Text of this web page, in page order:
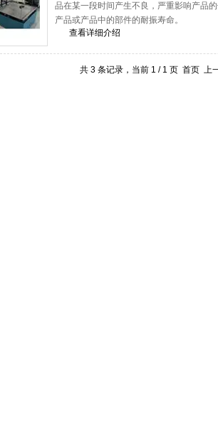
品在某一段时间产生不良，严重影响产品
产品或产品中的部件的耐振寿命。
查看详细介绍
共 3 条记录，当前 1 / 1 页 首页